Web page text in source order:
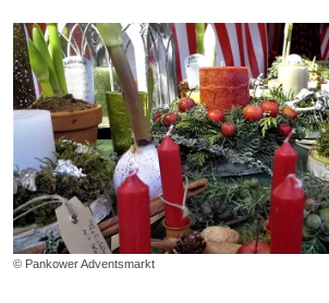
© Pankower Adventsmarkt